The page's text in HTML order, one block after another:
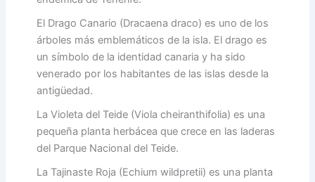
El Drago Canario (Dracaena draco) es uno de los
árboles más emblemáticos de la isla. El drago es
un símbolo de la identidad canaria y ha sido
venerado por los habitantes de las islas desde la
antigüedad.
La Violeta del Teide (Viola cheiranthifolia) es una
pequeña planta herbácea que crece en las laderas
del Parque Nacional del Teide.
La Tajinaste Roja (Echium wildpretii) es una planta